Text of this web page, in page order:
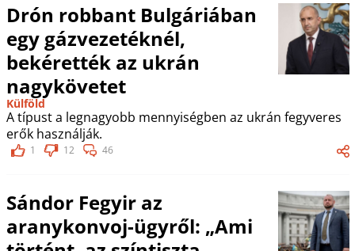
Drón robbant Bulgáriában
egy gázvezetéknél,
bekérették az ukrán
nagykövetet
Külföld
A típust a legnagyobb mennyiségben az ukrán fegyveres
erők használják.
1 12 46
Sándor Fegyir az
aranykonvoj-ügyről: „Ami